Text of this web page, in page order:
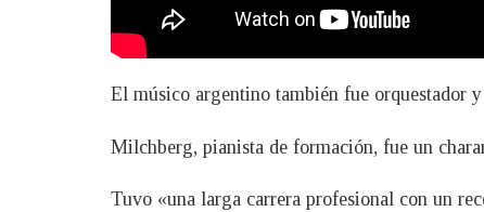
El músico argentino también fue orquestador
Milchberg, pianista de formación, fue un
Tuvo «una larga carrera profesional con un